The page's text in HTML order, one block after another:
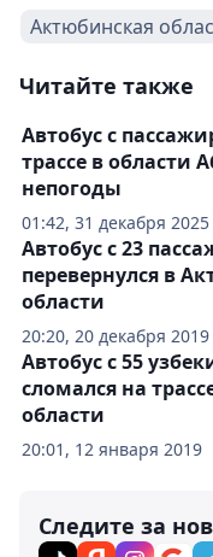
Актюбинская
Читайте также
01:42, 31 декабря 2025
Автобус с
трассе в области
непогоды
20:20, 20 декабря 2019
Автобус с 23
перевернулся в
области
20:01, 12 января 2019
Автобус с 55
сломался на
области
Следите за